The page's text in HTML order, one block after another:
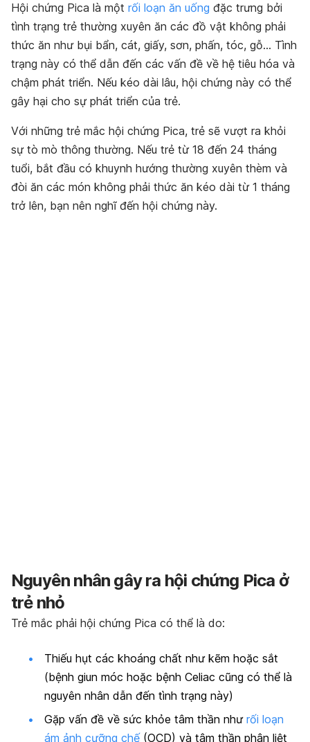
Hội chứng Pica là một rối loạn ăn uống đặc trưng bởi
tình trạng trẻ thường xuyên ăn các đồ vật không phải
thức ăn như bụi bẩn, cát, giấy, sơn, phấn, tóc, gỗ… Tình
trạng này có thể dẫn đến các vấn đề về hệ tiêu hóa và
chậm phát triển. Nếu kéo dài lâu, hội chứng này có thể
gây hại cho sự phát triển của trẻ.
Với những trẻ mắc hội chứng Pica, trẻ sẽ vượt ra khỏi
sự tò mò thông thường. Nếu trẻ từ 18 đến 24 tháng
tuổi, bắt đầu có khuynh hướng thường xuyên thèm và
đòi ăn các món không phải thức ăn kéo dài từ 1 tháng
trở lên, bạn nên nghĩ đến hội chứng này.
Nguyên nhân gây ra hội chứng Pica ở
trẻ nhỏ
Trẻ mắc phải hội chứng Pica có thể là do:
Thiếu hụt các khoáng chất như kẽm hoặc sắt
(bệnh giun móc hoặc bệnh Celiac cũng có thể là
nguyên nhân dẫn đến tình trạng này)
Gặp vấn đề về sức khỏe tâm thần như rối loạn
ám ảnh cưỡng chế(OCD) và tâm thần phân liệt